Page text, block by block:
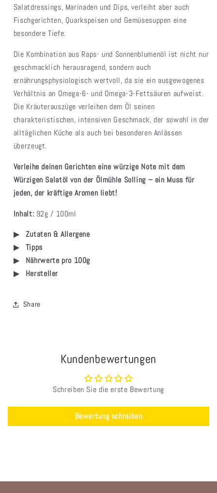
Salatdressings, Marinaden und Dips, verleiht aber auch
Fischgerichten, Quarkspeisen und Gemüsesuppen eine
besondere Tiefe.
Die Kombination aus Raps- und Sonnenblumenöl ist nicht nur
geschmacklich herausragend, sondern auch
ernährungsphysiologisch wertvoll, da sie ein ausgewogenes
Verhältnis an Omega-6- und Omega-3-Fettsäuren aufweist.
Die Kräuterauszüge verleihen dem Öl seinen
charakteristischen, intensiven Geschmack, der sowohl in der
alltäglichen Küche als auch bei besonderen Anlässen
überzeugt.
Verleihe deinen Gerichten eine würzige Note mit dem
Würzigen Salatöl von der Ölmühle Solling – ein Muss für
jeden, der kräftige Aromen liebt!
Inhalt: 92g / 100ml
Zutaten & Allergene
Tipps
Nährwerte pro 100g
Hersteller
Share
Kundenbewertungen
Schreiben Sie die erste Bewertung
Bewertung schreiben